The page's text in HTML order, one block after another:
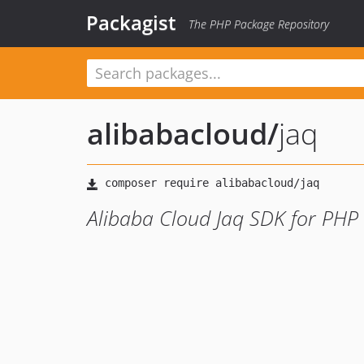
Packagist The PHP Package Repository
alibabacloud/jaq
Alibaba Cloud Jaq SDK for PHP